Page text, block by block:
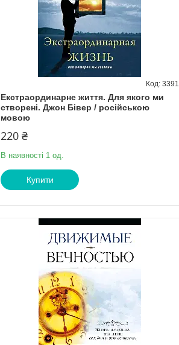
Екстраординарне життя. Для якого ми
створені. Джон Бівер / російською
мовою
3391
220 ₴
В наявності 1 од.
Купити